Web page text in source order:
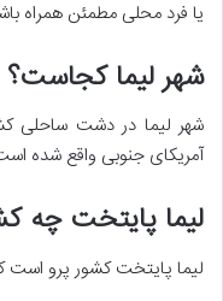
یا فرد محلی مطمئن همراه
شهر لیما کجاست؟
شهر لیما در دشت ساحلی
آمریکای جنوبی واقع شده
لیما پایتخت چه
لیما پایتخت کشور پرو است